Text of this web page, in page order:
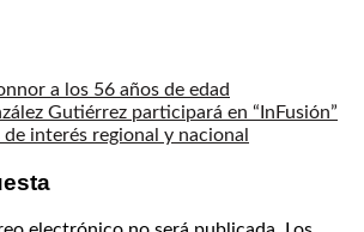
a los 56 años de edad
Gutiérrez participará en “InFusión”
interés regional y nacional